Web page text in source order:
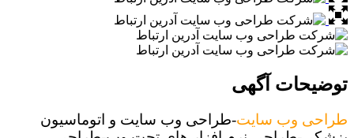
آگهی
وب سایت-طراحی وب سایت و اتوماسیون